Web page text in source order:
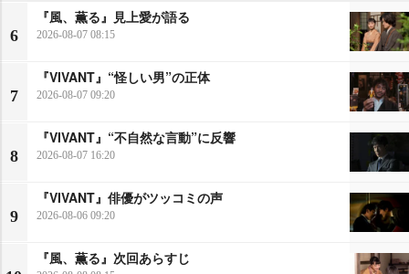
6
『風、薫る』見上愛が語る
2026-08-07 08:15
7
『VIVANT』“怪しい男”の正体
2026-08-07 09:20
8
『VIVANT』“不自然な言動”に反響
2026-08-07 16:20
9
『VIVANT』俳優がツッコミの声
2026-08-06 09:20
『風、薫る』次回あらすじ